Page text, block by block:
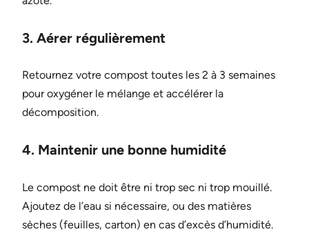
3. Aérer régulièrement
Retournez votre compost toutes les 2 à 3 semaines
pour oxygéner le mélange et accélérer la
décomposition.
4. Maintenir une bonne humidité
Le compost ne doit être ni trop sec ni trop mouillé.
Ajoutez de l’eau si nécessaire, ou des matières
sèches (feuilles, carton) en cas d’excès d’humidité.